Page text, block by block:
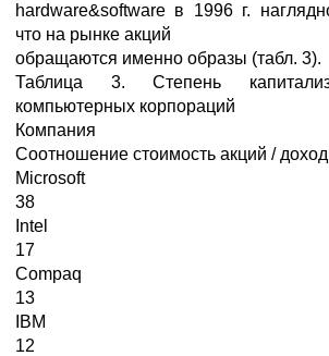
hardware&software в 1996 г.
что на рынке акций
обращаются именно образы (табл. 3).
Таблица 3. Степень
компьютерных корпораций
Компания
Соотношение стоимость акций / доход
Microsoft
38
Intel
17
Compaq
13
IBM
12